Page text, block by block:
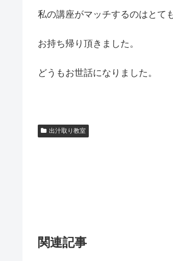
私の講座がマッチするのはとて
お持ち帰り頂きました。
どうもお世話になりました。
出汁取り教室
関連記事